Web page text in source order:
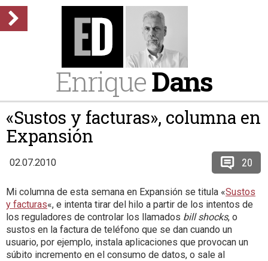
EnriqueDans
«Sustos y facturas», columna en
Expansión
02.07.2010 20
Mi columna de esta semana en Expansión se titula «Sustos
y facturas«, e intenta tirar del hilo a partir de los intentos de
los reguladores de controlar los llamados bill shocks, o
sustos en la factura de teléfono que se dan cuando un
usuario, por ejemplo, instala aplicaciones que provocan un
súbito incremento en el consumo de datos, o sale al